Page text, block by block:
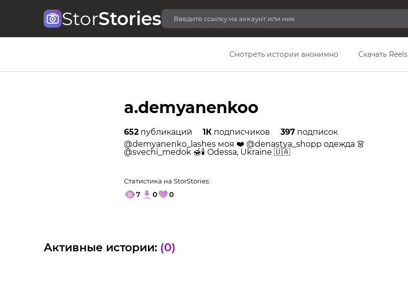
StorStories
Смотреть истории анонимно Скачать Reels
a.demyanenkoo
652 публикаций 1К подписчиков 397 подписок
@demyanenko_lashes моя ❤️ @denastya_shopp одежда 👗
@svechi_medok 🍯🕯 Odessa, Ukraine 🇺🇦
Статистика на StorStories:
7 0 0
Активные истории: (0)